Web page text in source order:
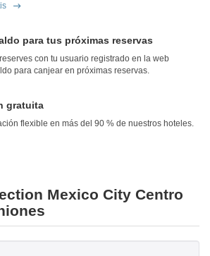
para tus próximas reservas
con tu usuario registrado en la web
para canjear en próximas reservas.
gratuita
flexible en más del 90 % de nuestros hoteles.
Mexico City Centro